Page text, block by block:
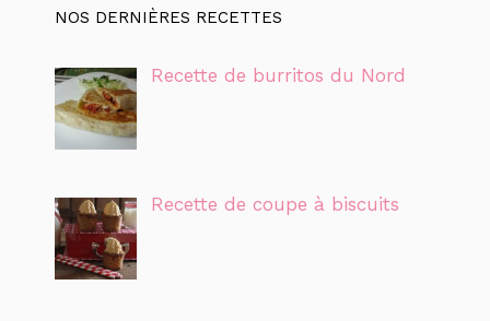
NOS DERNIÈRES RECETTES
Recette de burritos du Nord
Recette de coupe à biscuits